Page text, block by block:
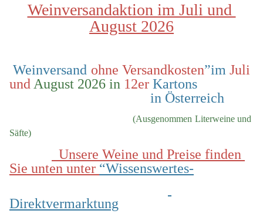
Weinversandaktion im Juli und
August 2026
Weinversand ohne Versandkosten”im Juli
und August 2026 in 12er Kartons
                                        in Österreich
  (Ausgenommen Literweine und
Säfte)
  Unsere Weine und Preise finden
Sie unten unter “Wissenswertes-
Direktvermarktung